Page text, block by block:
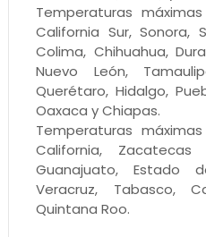
Temperaturas
California Sur, Sonora,
Colima, Chihuahua,
Nuevo León,
Querétaro, Hidalgo,
Oaxaca y Chiapas.
Temperaturas
California, Zacatecas
Guanajuato, Estado
Veracruz, Tabasco,
Quintana Roo.